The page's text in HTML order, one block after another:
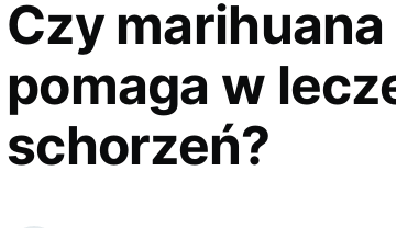
Czy
pomaga w
schorzeń?